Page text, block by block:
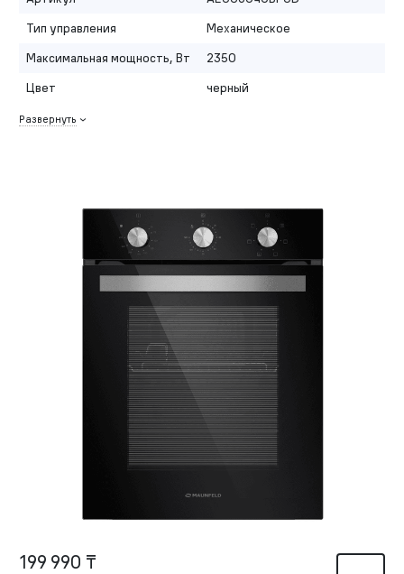
Тип управления
Механическое
Максимальная мощность, Вт
2350
Цвет
черный
Развернуть
199 990 ₸